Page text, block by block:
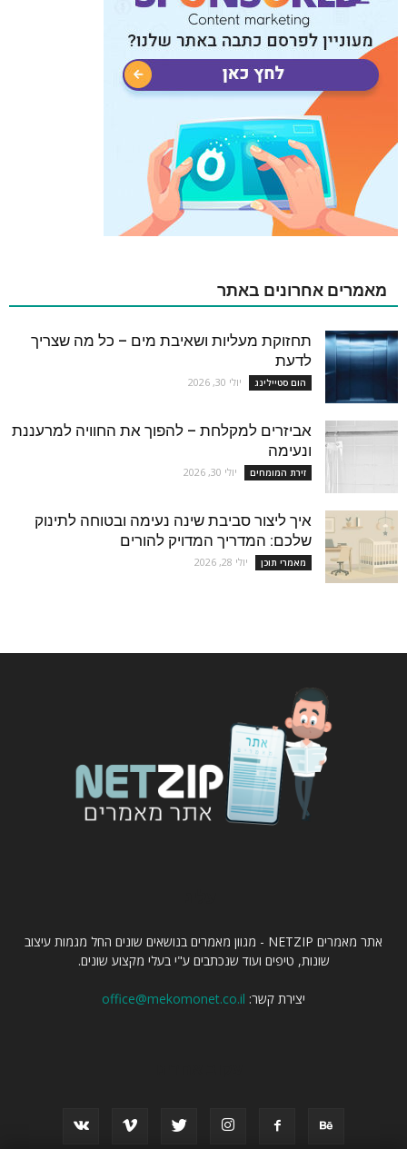
מאמרים אחרונים באתר
תחזוקת מעליות ושאיבת מים – כל מה שצריך
לדעת
הום סטיילינג יולי 30, 2026
אביזרים למקלחת – להפוך את החוויה למרעננת
ונעימה
זירת המומחים יולי 30, 2026
איך ליצור סביבת שינה נעימה ובטוחה לתינוק
שלכם: המדריך המדויק להורים
מאמרי תוכן יולי 28, 2026
אתר מאמרים NETZIP - מגוון מאמרים בנושאים שונים החל מגמות עיצוב
שונות, טיפים ועוד שנכתבים ע"י בעלי מקצוע שונים.
יצירת קשר: office@mekomonet.co.il